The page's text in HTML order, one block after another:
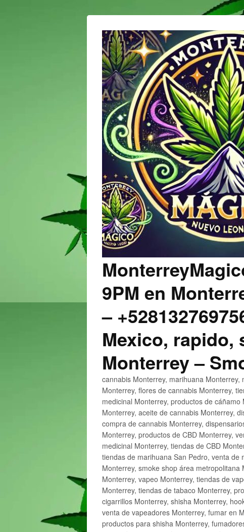
9PM en
–
Mexico, rapido,
Monterrey –
cannabis Monterrey, marihuana
Monterrey, flores de cannabis Monterrey,
medicinal Monterrey, productos de
Monterrey, aceite de cannabis Monterrey,
compra de cannabis Monterrey,
Monterrey, productos de CBD Monterrey,
medicinal Monterrey, tiendas de CBD
tiendas de marihuana San Pedro, venta
Monterrey, smoke shop área
Monterrey, vapeo Monterrey, tiendas de
Monterrey, tiendas de tabaco Monterrey,
cigarrillos Monterrey, shisha Monterrey,
venta de vapeadores Monterrey, fumar en
productos para shisha Monterrey,